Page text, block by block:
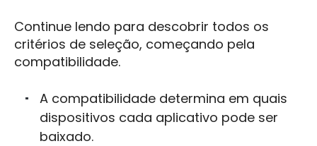
Continue lendo para descobrir todos os
critérios de seleção, começando pela
compatibilidade.
A compatibilidade determina em quais
dispositivos cada aplicativo pode ser
baixado.